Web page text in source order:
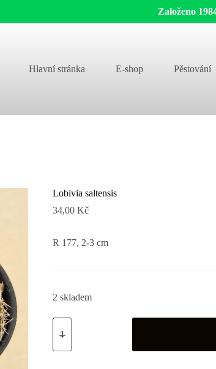
Založeno
Hlavní stránka E-shop Pěstování
Lobivia saltensis
34,00Kč
R 177, 2-3 cm
2 skladem
Lobivia
saltensis